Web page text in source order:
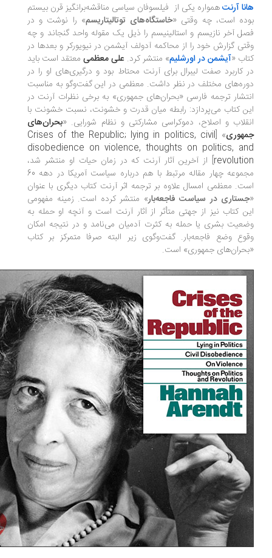
آرنتهمواره یکی از فیلسوفان سیاسی مناقشه‌برانگیز قرن بیستم
است، چه وقتی «خاستگاه‌های توتالیتاریسم» را نوشت و در
آخر نازیسم و استالینیسم را ذیل یک مقوله واحد گنجاند و چه
گزارش خود را از محاکمه آدولف آیشمن در نیویورکر و بعدها در
آیشمن در اورشلیم» منتشر کرد.علی معظمیمعتقد است باید
کاربرد صفت لیبرال برای آرنت محتاط بود و درگیری‌های او را در
مختلف در نظر داشت. معظمی در این گفت‌وگو به مناسبت
ترجمه فارسی «بحران‌های جمهوری» به برخی نظرات آرنت در
کتاب می‌پردازد: رابطه میان قدرت و خشونت، نسبت خشونت با
و اصلاح، دموکراسی مشارکتی و نظام شورایی. «بحران‌های
» [
Crises of the Republic; lying in politics, civil
disobedience on violence, thoughts on politics,
] از آخرین آثار آرنت که در زمان حیات او منتشر شد،
مجموعه چهار مقاله مرتبط با هم درباره سیاست آمریکا در دهه 60
معظمی امسال علاوه بر ترجمه اثر آرنت کتاب دیگری با عنوان
در سیاست فاجعه‌بار» منتشر کرده است. زمینه مفهومی
کتاب نیز از جهتی متأثر از آثار آرنت است و آنچه او حمله به
بشری یا حمله به کثرت آدمیان می‌نامد و در نتیجه امکان
وضع فاجعه‌بار. گفت‌وگوی زیر البته صرفا متمرکز بر کتاب
جمهوری» است.